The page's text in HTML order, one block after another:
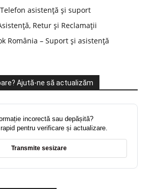
asistență și suport
Retur și Reclamații
România – Suport și asistență
Ajută-ne să actualizăm
incorectă sau depășită?
pentru verificare și actualizare.
Transmite sesizare